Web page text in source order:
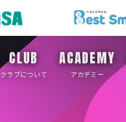
CLUB
クラブについて
ACADEMY
アカデミー